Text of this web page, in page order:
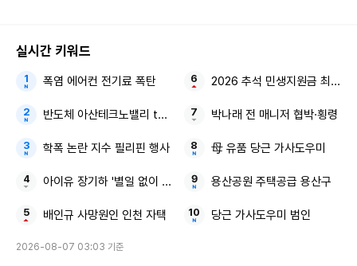
실시간 키워드
폭염 에어컨 전기료 폭탄
반도체 아산테크노밸리 the1 7차(10단지) 분양가상한제
학폭 논란 지수 필리핀 행사
아이유 장기하 '별일 없이 산다'
배인규 사망원인 인천 자택
2026 추석 민생지원금 최대
박나래 전 매니저 협박·횡령
母 유품 당근 가사도우미
용산공원 주택공급 용산구
당근 가사도우미 범인
2026-08-07 03:03 기준